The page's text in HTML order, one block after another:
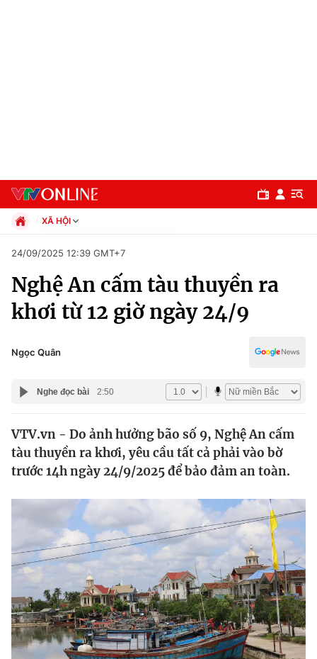
Chuyên mục
Chính trị
Xã hội
Y tế
Thế giới đó đây
Câu chuyện quốc tế
Kinh tế
Tài chính
Thị trường
Góc doanh nghiệp
Dữ liệu và đời sống
Truyền hình
Phim VTV
Giải trí
XÃ HỘI
Xã hội
Pháp luật
Kinh tế
Thể thao
Văn hóa - Giải trí
Đời sống
Giáo dục
24/09/2025 12:39 GMT+7
Nghệ An cấm tàu thuyền ra
khơi từ 12 giờ ngày 24/9
Ngọc Quân
Nghe đọc bài 2:50
VTV.vn - Do ảnh hưởng bão số 9, Nghệ An cấm
tàu thuyền ra khơi, yêu cầu tất cả phải vào bờ
trước 14h ngày 24/9/2025 để bảo đảm an toàn.